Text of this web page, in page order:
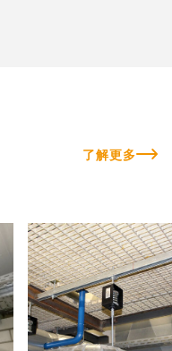
了解更多